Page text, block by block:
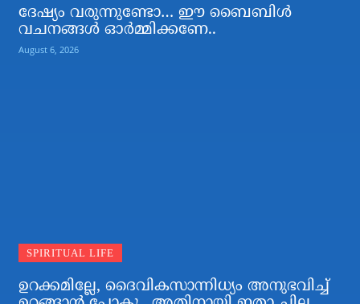
ദേഷ്യം വരുന്നുണ്ടോ… ഈ ബൈബിള്‍
വചനങ്ങള്‍ ഓര്‍മ്മിക്കണേ..
August 6, 2026
SPIRITUAL LIFE
ഉറക്കമില്ലേ, ദൈവികസാന്നിധ്യം അനുഭവിച്ച്